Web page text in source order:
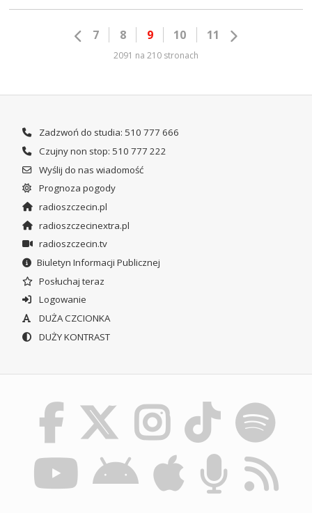
7 8 9 10 11
2091 na 210 stronach
Zadzwoń do studia: 510 777 666
Czujny non stop: 510 777 222
Wyślij do nas wiadomość
Prognoza pogody
radioszczecin.pl
radioszczecinextra.pl
radioszczecin.tv
Biuletyn Informacji Publicznej
Posłuchaj teraz
Logowanie
DUŻA CZCIONKA
DUŻY KONTRAST